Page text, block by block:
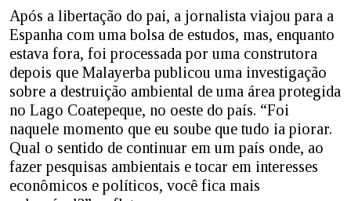
Após a libertação do pai, a jornalista viajou para a
Espanha com uma bolsa de estudos, mas, enquanto
estava fora, foi processada por uma construtora
depois que Malayerba publicou uma investigação
sobre a destruição ambiental de uma área protegida
no Lago Coatepeque, no oeste do país. “Foi
naquele momento que eu soube que tudo ia piorar.
Qual o sentido de continuar em um país onde, ao
fazer pesquisas ambientais e tocar em interesses
econômicos e políticos, você fica mais